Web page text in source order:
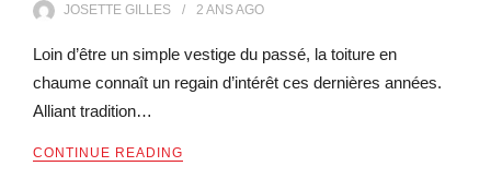
JOSETTE GILLES 2 ANSAGO
Loin d’être un simple vestige du passé, la toiture en
chaume connaît un regain d’intérêt ces dernières années.
Alliant tradition…
CONTINUE READING